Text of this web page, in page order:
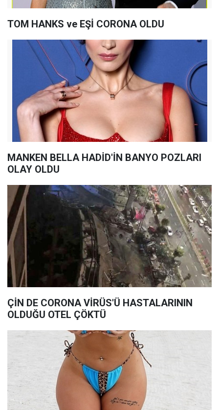
TOM HANKS ve EŞİ CORONA OLDU
MANKEN BELLA HADİD'İN BANYO POZLARI
OLAY OLDU
ÇİN DE CORONA VİRÜS'Ü HASTALARININ
OLDUĞU OTEL ÇÖKTÜ